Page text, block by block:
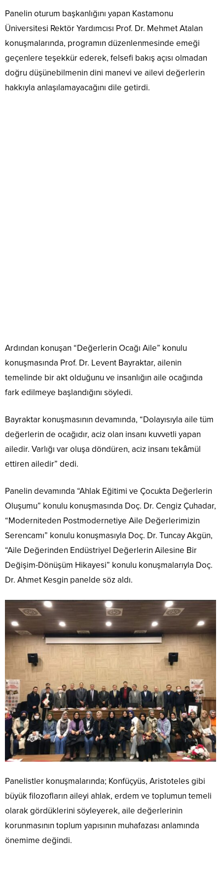
Panelin oturum başkanlığını yapan Kastamonu
Üniversitesi Rektör Yardımcısı Prof. Dr. Mehmet Atalan
konuşmalarında, programın düzenlenmesinde emeği
geçenlere teşekkür ederek, felsefi bakış açısı olmadan
doğru düşünebilmenin dini manevi ve ailevi değerlerin
hakkıyla anlaşılamayacağını dile getirdi.
Ardından konuşan “Değerlerin Ocağı Aile” konulu
konuşmasında Prof. Dr. Levent Bayraktar, ailenin
temelinde bir akt olduğunu ve insanlığın aile ocağında
fark edilmeye başlandığını söyledi.
Bayraktar konuşmasının devamında, “Dolayısıyla aile tüm
değerlerin de ocağıdır, aciz olan insanı kuvvetli yapan
ailedir. Varlığı var oluşa döndüren, aciz insanı tekâmül
ettiren ailedir” dedi.
Panelin devamında “Ahlak Eğitimi ve Çocukta Değerlerin
Oluşumu” konulu konuşmasında Doç. Dr. Cengiz Çuhadar,
“Moderniteden Postmodernetiye Aile Değerlerimizin
Serencamı” konulu konuşmasıyla Doç. Dr. Tuncay Akgün,
“Aile Değerinden Endüstriyel Değerlerin Ailesine Bir
Değişim-Dönüşüm Hikayesi” konulu konuşmalarıyla Doç.
Dr. Ahmet Kesgin panelde söz aldı.
Panelistler konuşmalarında; Konfüçyüs, Aristoteles gibi
büyük filozofların aileyi ahlak, erdem ve toplumun temeli
olarak gördüklerini söyleyerek, aile değerlerinin
korunmasının toplum yapısının muhafazası anlamında
önemime değindi.